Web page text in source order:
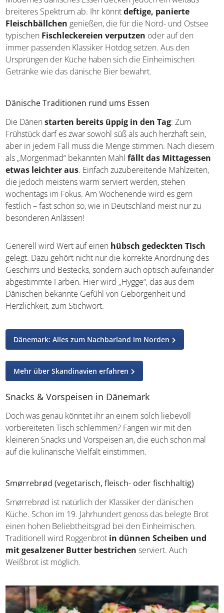
Modernes dänisches Essen decken jedoch ein weitaus
breiteres Spektrum ab. Ihr könntdeftige, panierte
Fleischbällchen genießen, die für die Nord- und Ostsee
typischen
Fischleckereien verputzen
oder auf den
immer passenden Klassiker Hotdog setzen. Aus den
Ursprüngen der Küche haben sich die Einheimischen
Die Dänen starten bereits üppig in den Tag : Zum
Frühstück darf es zwar sowohl süß als auch herzhaft sein,
aber in jedem Fall muss die Menge stimmen. Nach
diesem als „Morgenmad“ bekannten Mahl
fällt das
Mittagessen etwas leichter aus
. Einfach
zuzubereitende Mahlzeiten, die jedoch meistens warm
serviert werden, stehen wochentags im Fokus. Am
Wochenende wird es gern festlich – fast schon so, wie in
Generell wird Wert auf einen
hübsch gedeckten Tisch
gelegt. Dazu gehört nicht nur die korrekte Anordnung des
Geschirrs und Bestecks, sondern auch optisch
aufeinander abgestimmte Farben. Hier wird „Hygge“, das
aus dem Dänischen bekannte Gefühl von Geborgenheit
und Herzlichkeit, zum Stichwort.
Snacks & Vorspeisen in Dänemark
Doch was genau könntet ihr an einem solch liebevoll
vorbereiteten Tisch schlemmen? Fangen wir mit den
kleineren Snacks und Vorspeisen an, die euch schon mal
Smørrebrød (vegetarisch, fleisch- oder fischhaltig)
Smørrebrød ist natürlich der Klassiker der dänischen
Küche. Schon im 19. Jahrhundert genoss das belegte Brot
einen hohen Beliebtheitsgrad bei den Einheimischen.
Traditionell wird Roggenbrotin dünnen Scheiben und
mit gesalzener Butter bestrichen
Weißbrot ist möglich.